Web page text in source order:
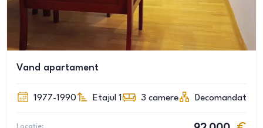
Vand apartament
1977-1990 Etajul 1 3 camere Decomandat